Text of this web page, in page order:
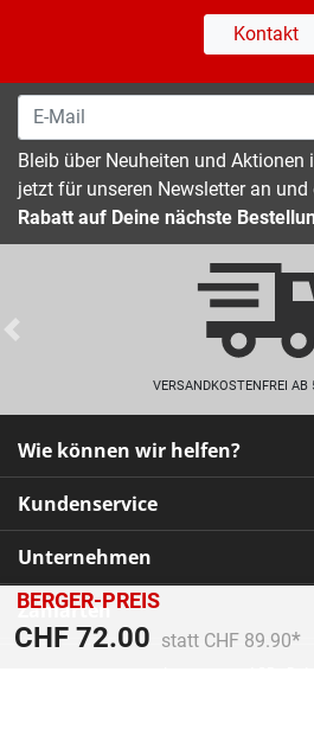
BERGER-PREIS
CHF 72.00 Preis reduziert von
statt CHF 89.90
An
Kontakt
Bleib über Neuheiten und
jetzt für unseren Newsletter an und
Rabatt auf Deine nächste
VERSANDKOSTENFREI AB
Previous
Wie können wir helfen?
Kundenservice
Unternehmen
Zahlarten